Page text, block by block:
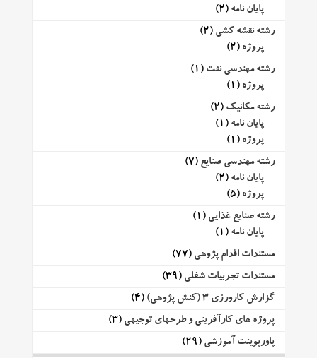
پایان نامه (2)
رشته نقشه کشی (2)
پروژه (2)
رشته مهندسی نفت (1)
پروژه (1)
رشته مکانیک (2)
پایان نامه (1)
پروژه (1)
رشته مهندسی صنایع (7)
پایان نامه (2)
پروژه (5)
رشته صنایع غذایی (1)
پایان نامه (1)
مستندات اقدام پژوهی (77)
مستندات تجربیات شغلی (39)
گزارش کارورزی 3 (کنش پژوهی)
(4)
پروژه های کارآفرینی و طرحهای توجیهی (3)
پاورپوینت آموزشی (29)